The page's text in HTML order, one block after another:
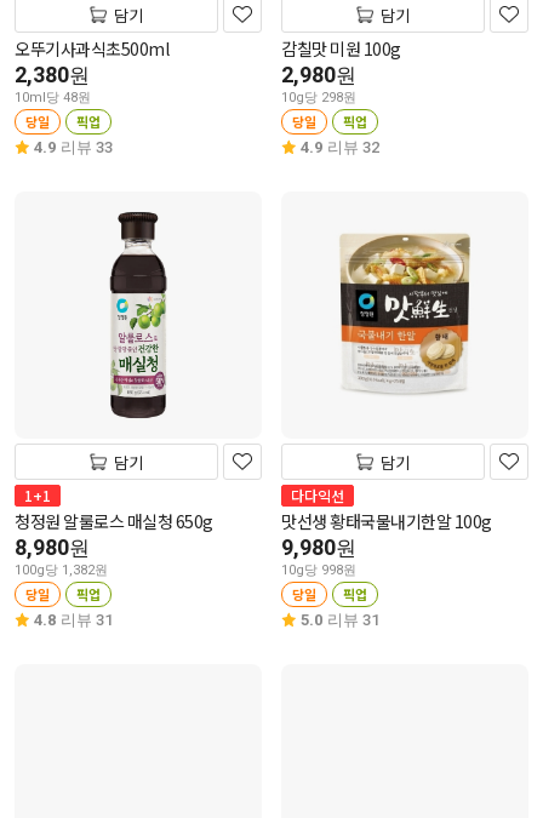
담기
오뚜기사과식초500ml
2,380원
10ml당 48원
당일 픽업
4.9 리뷰 33
담기
감칠맛 미원 100g
2,980원
10g당 298원
당일 픽업
4.9 리뷰 32
담기
1+1
청정원 알룰로스 매실청 650g
8,980원
100g당 1,382원
당일 픽업
4.8 리뷰 31
담기
다다익선
맛선생 황태국물내기한알 100g
9,980원
10g당 998원
당일 픽업
5.0 리뷰 31